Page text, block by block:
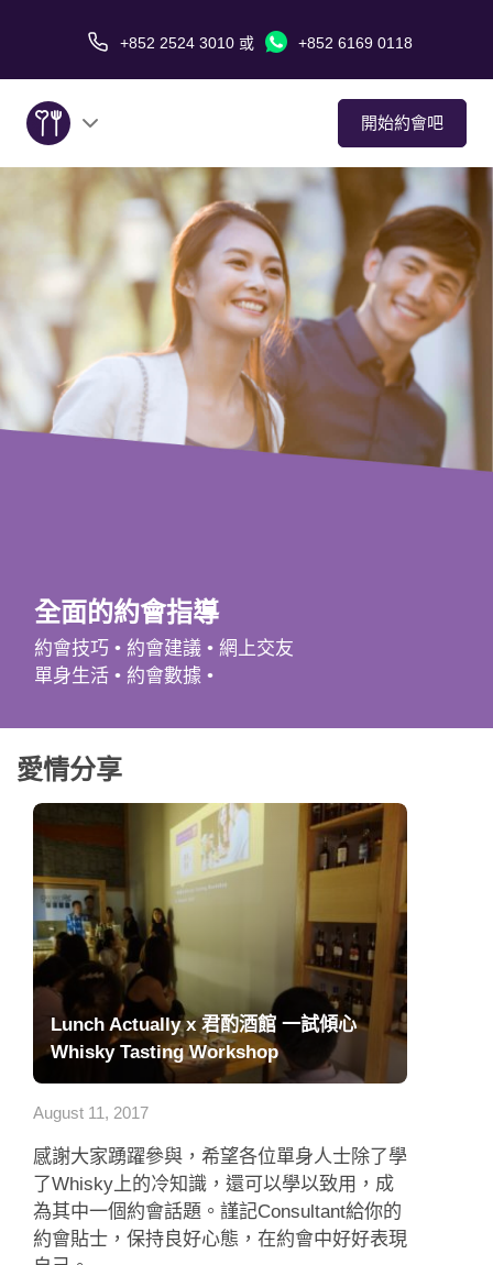
+852 2524 3010 或 +852 6169 0118
開始約會吧
關於我們
愛情故事
傳媒報導
約會技巧
全面的約會指導
約會技巧 • 約會建議 • 網上交友
單身生活 • 約會數據 •
愛情分享
Lunch Actually x 君酌酒館 一試傾心
Whisky Tasting Workshop
August 11, 2017
感謝大家踴躍參與，希望各位單身人士除了學
了Whisky上的冷知識，還可以學以致用，成
為其中一個約會話題。謹記Consultant給你的
約會貼士，保持良好心態，在約會中好好表現